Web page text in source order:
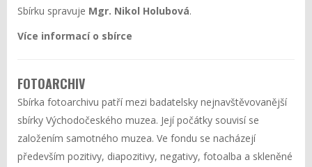
Sbírku spravuje Mgr. Nikol Holubová.
Více informací o sbírce
FOTOARCHIV
Sbírka fotoarchivu patří mezi badatelsky nejnavštěvovanější
sbírky Východočeského muzea. Její počátky souvisí se
založením samotného muzea. Ve fondu se nacházejí
především pozitivy, diapozitivy, negativy, fotoalba a skleněné